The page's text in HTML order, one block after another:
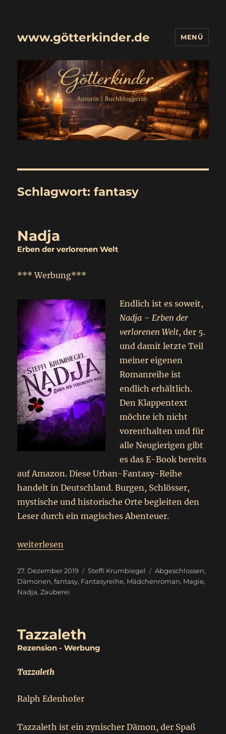
www.götterkinder.de MENÜ
Schlagwort:fantasy
Nadja
Erben der verlorenen Welt
*** Werbung***
Endlich ist es soweit,
Nadja – Erben der
verlorenen Welt, der 5.
und damit letzte Teil
meiner eigenen
Romanreihe ist
endlich erhältlich.
Den Klappentext
möchte ich nicht
vorenthalten und für
alle Neugierigen gibt
es das E-Book bereits
auf Amazon. Diese Urban-Fantasy-Reihe
handelt in Deutschland. Burgen, Schlösser,
mystische und historische Orte begleiten den
Leser durch ein magisches Abenteuer.
„Nadja
weiterlesen
Veröffentlicht
am
27. Dezember 2019 Kategorien
Steffi Krumbiegel Schlagwörter
Abgeschlossen,
Dämonen,fantasy, Fantasyreihe, Mädchenroman, Magie,
Nadja,Zauberei
Tazzaleth
Rezension - Werbung
Tazzaleth
Ralph Edenhofer
Tazzaleth ist ein zynischer Dämon, der Spaß